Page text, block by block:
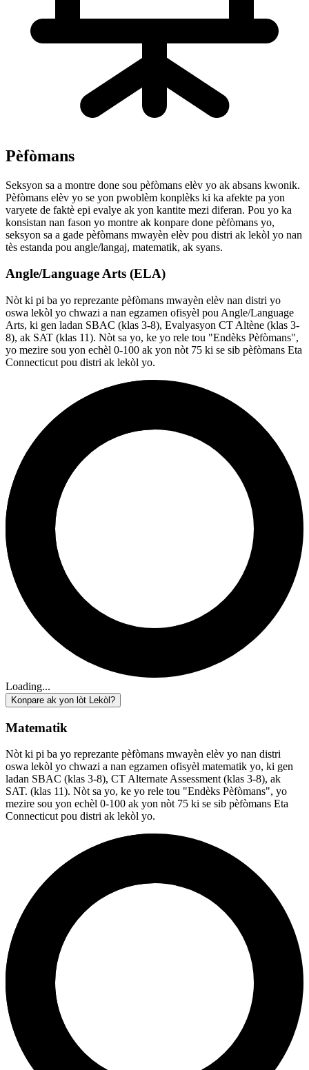
Pèfòmans
Seksyon sa a montre done sou pèfòmans elèv yo ak absans kwonik.
Pèfòmans elèv yo se yon pwoblèm konplèks ki ka afekte pa yon
varyete de faktè epi evalye ak yon kantite mezi diferan. Pou yo ka
konsistan nan fason yo montre ak konpare done pèfòmans yo,
seksyon sa a gade pèfòmans mwayèn elèv pou distri ak lekòl yo nan
tès estanda pou angle/langaj, matematik, ak syans.
Angle/Language Arts (ELA)
Nòt ki pi ba yo reprezante pèfòmans mwayèn elèv nan distri yo
oswa lekòl yo chwazi a nan egzamen ofisyèl pou Angle/Language
Arts, ki gen ladan SBAC (klas 3-8), Evalyasyon CT Altène (klas 3-
8), ak SAT (klas 11). Nòt sa yo, ke yo rele tou "Endèks Pèfòmans",
yo mezire sou yon echèl 0-100 ak yon nòt 75 ki se sib pèfòmans Eta
Connecticut pou distri ak lekòl yo.
Loading...
Konpare ak yon lòt Lekòl?
Matematik
Nòt ki pi ba yo reprezante pèfòmans mwayèn elèv yo nan distri
oswa lekòl yo chwazi a nan egzamen ofisyèl matematik yo, ki gen
ladan SBAC (klas 3-8), CT Alternate Assessment (klas 3-8), ak
SAT. (klas 11). Nòt sa yo, ke yo rele tou "Endèks Pèfòmans", yo
mezire sou yon echèl 0-100 ak yon nòt 75 ki se sib pèfòmans Eta
Connecticut pou distri ak lekòl yo.